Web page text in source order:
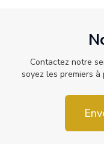
Contactez notre
soyez les premiers